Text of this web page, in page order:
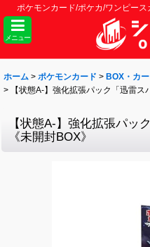
ポケモンカード/ポケカ/ワンピー
メニュー
ホーム > ポケモンカード > BOX・カ
>
【状態A-】強化拡張パック「迅雷ス
【状態A-】強化拡張パッ
《未開封BOX》